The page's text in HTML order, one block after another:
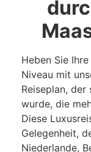
Heben Sie
Niveau mit
Reiseplan,
wurde, die
Diese
Gelegenheit,
Niederlande,